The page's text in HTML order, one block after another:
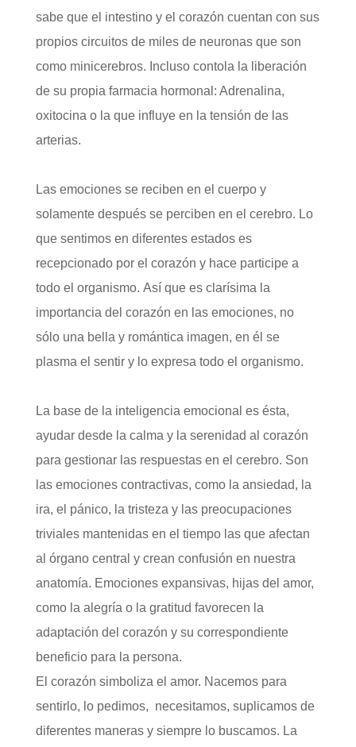
sabe que el intestino y el corazón cuentan con sus
propios circuitos de miles de neuronas que son
como minicerebros. Incluso contola la liberación
de su propia farmacia hormonal: Adrenalina,
oxitocina o la que influye en la tensión de las
arterias.
Las emociones se reciben en el cuerpo y
solamente después se perciben en el cerebro. Lo
que sentimos en diferentes estados es
recepcionado por el corazón y hace participe a
todo el organismo. Así que es clarísima la
importancia del corazón en las emociones, no
sólo una bella y romántica imagen, en él se
plasma el sentir y lo expresa todo el organismo.
La base de la inteligencia emocional es ésta,
ayudar desde la calma y la serenidad al corazón
para gestionar las respuestas en el cerebro. Son
las emociones contractivas, como la ansiedad, la
ira, el pánico, la tristeza y las preocupaciones
triviales mantenidas en el tiempo las que afectan
al órgano central y crean confusión en nuestra
anatomía. Emociones expansivas, hijas del amor,
como la alegría o la gratitud favorecen la
adaptación del corazón y su correspondiente
beneficio para la persona.
El corazón simboliza el amor. Nacemos para
sentirlo, lo pedimos, necesitamos, suplicamos de
diferentes maneras y siempre lo buscamos. La